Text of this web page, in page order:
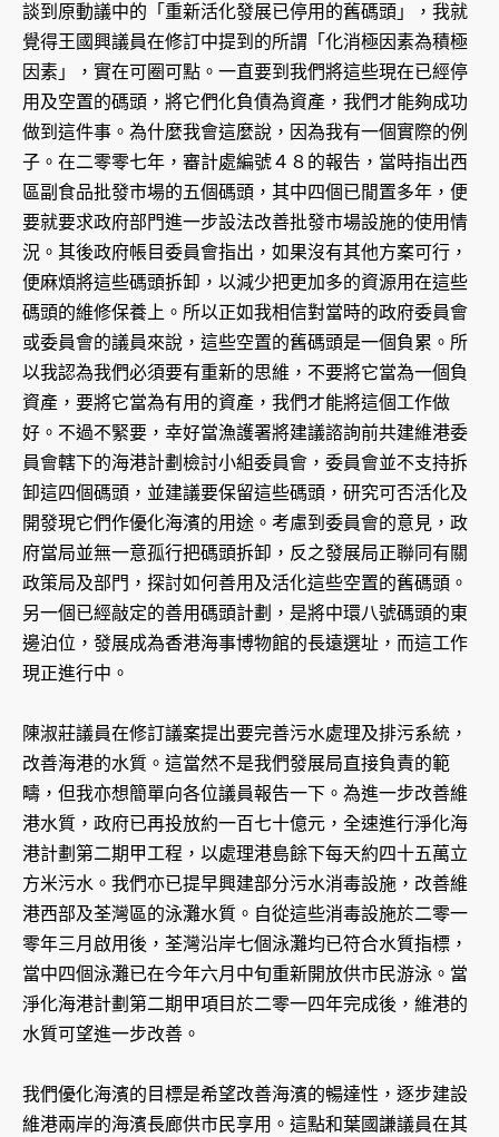
談到原動議中的「重新活化發展已停用的舊碼頭」，我就
覺得王國興議員在修訂中提到的所謂「化消極因素為積極
因素」，實在可圈可點。一直要到我們將這些現在已經停
用及空置的碼頭，將它們化負債為資產，我們才能夠成功
做到這件事。為什麼我會這麼說，因為我有一個實際的例
子。在二零零七年，審計處編號４８的報告，當時指出西
區副食品批發市場的五個碼頭，其中四個已閒置多年，便
要就要求政府部門進一步設法改善批發市場設施的使用情
況。其後政府帳目委員會指出，如果沒有其他方案可行，
便麻煩將這些碼頭拆卸，以減少把更加多的資源用在這些
碼頭的維修保養上。所以正如我相信對當時的政府委員會
或委員會的議員來說，這些空置的舊碼頭是一個負累。所
以我認為我們必須要有重新的思維，不要將它當為一個負
資產，要將它當為有用的資產，我們才能將這個工作做
好。不過不緊要，幸好當漁護署將建議諮詢前共建維港委
員會轄下的海港計劃檢討小組委員會，委員會並不支持拆
卸這四個碼頭，並建議要保留這些碼頭，研究可否活化及
開發現它們作優化海濱的用途。考慮到委員會的意見，政
府當局並無一意孤行把碼頭拆卸，反之發展局正聯同有關
政策局及部門，探討如何善用及活化這些空置的舊碼頭。
另一個已經敲定的善用碼頭計劃，是將中環八號碼頭的東
邊泊位，發展成為香港海事博物館的長遠選址，而這工作
現正進行中。
陳淑莊議員在修訂議案提出要完善污水處理及排污系統，
改善海港的水質。這當然不是我們發展局直接負責的範
疇，但我亦想簡單向各位議員報告一下。為進一步改善維
港水質，政府已再投放約一百七十億元，全速進行淨化海
港計劃第二期甲工程，以處理港島餘下每天約四十五萬立
方米污水。我們亦已提早興建部分污水消毒設施，改善維
港西部及荃灣區的泳灘水質。自從這些消毒設施於二零一
零年三月啟用後，荃灣沿岸七個泳灘均已符合水質指標，
當中四個泳灘已在今年六月中旬重新開放供市民游泳。當
淨化海港計劃第二期甲項目於二零一四年完成後，維港的
水質可望進一步改善。
我們優化海濱的目標是希望改善海濱的暢達性，逐步建設
維港兩岸的海濱長廊供市民享用。這點和葉國謙議員在其